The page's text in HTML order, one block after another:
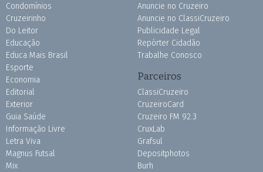
Condomínios
Cruzeirinho
Do Leitor
Educação
Educa Mais Brasil
Esporte
Economia
Editorial
Exterior
Guia Saúde
Informação Livre
Letra Viva
Magnus Futsal
Mix
Anuncie no Cruzeiro
Anuncie no ClassiCruzeiro
Publicidade Legal
Repórter Cidadão
Trabalhe Conosco
Parceiros
ClassiCruzeiro
CruzeiroCard
Cruzeiro FM 92.3
CruxLab
Grafsul
Depositphotos
Burh